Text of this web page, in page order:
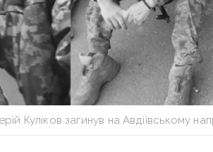
Куліков загинув на Авдіївському